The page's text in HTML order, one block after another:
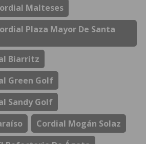
Malteses
Plaza Mayor De Santa
Biarritz
Green Golf
Sandy Golf
Cordial Mogán Solaz